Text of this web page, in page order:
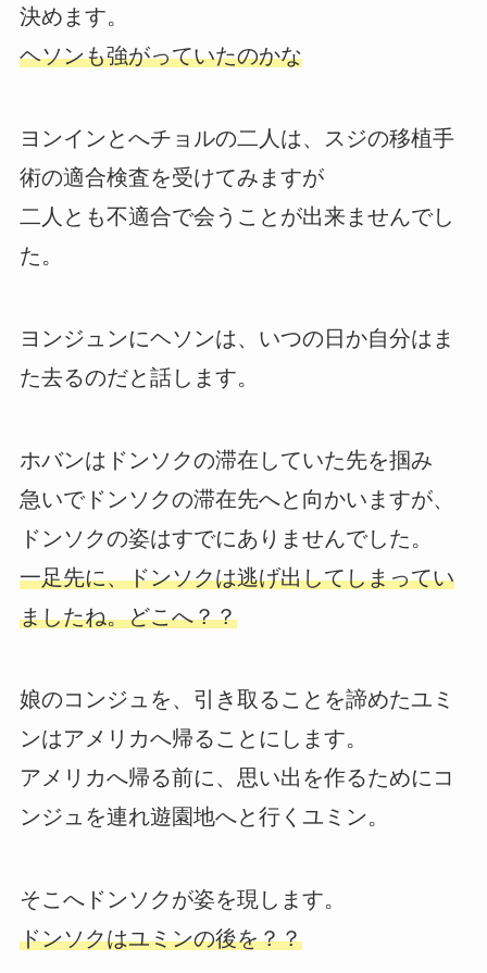
決めます。
ヘソンも強がっていたのかな
ヨンインとへチョルの二人は、スジの移植手
術の適合検査を受けてみますが
二人とも不適合で会うことが出来ませんでし
た。
ヨンジュンにヘソンは、いつの日か自分はま
た去るのだと話します。
ホバンはドンソクの滞在していた先を掴み
急いでドンソクの滞在先へと向かいますが、
ドンソクの姿はすでにありませんでした。
一足先に、ドンソクは逃げ出してしまってい
ましたね。どこへ？？
娘のコンジュを、引き取ることを諦めたユミ
ンはアメリカへ帰ることにします。
アメリカへ帰る前に、思い出を作るためにコ
ンジュを連れ遊園地へと行くユミン。
そこへドンソクが姿を現します。
ドンソクはユミンの後を？？